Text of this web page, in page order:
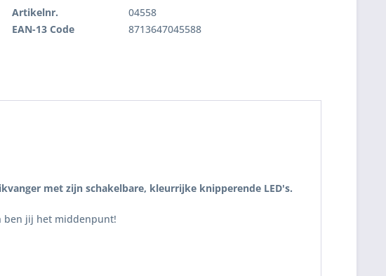
Artikelnr.
04558
EAN-13 Code
8713647045588
met zijn schakelbare, kleurrijke knipperende LED's.
ben jij het middenpunt!